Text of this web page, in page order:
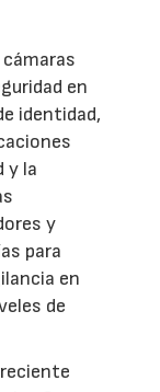
en
identidad,
y la
y
para
en
de